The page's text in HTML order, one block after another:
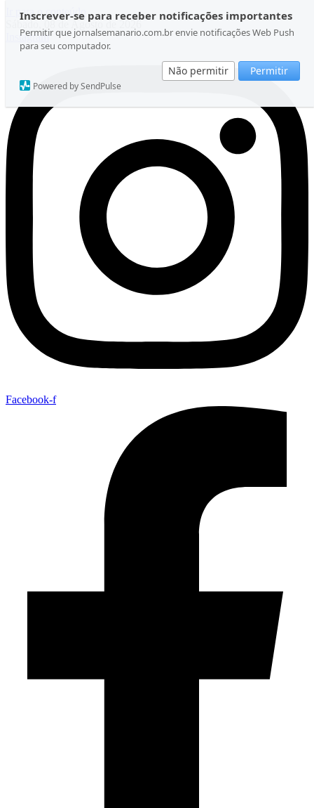
Inscrever-se para receber notificações importantes
Permitir que jornalsemanario.com.br envie notificações Web Push
para seu computador.
Não permitir Permitir
Powered by SendPulse
Ir para o conteúdo
Sábado, 08 de Agosto de 2026
Instagram
Facebook-f